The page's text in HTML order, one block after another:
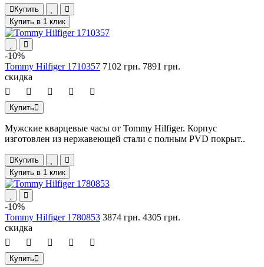
Купить
Купить в 1 клик
-10%
Tommy Hilfiger 1710357 7102 грн. 7891 грн.
скидка
Купить
Мужские кварцевые часы от Tommy Hilfiger. Корпус
изготовлен из нержавеющей стали с полным PVD покрыт..
Купить
Купить в 1 клик
-10%
Tommy Hilfiger 1780853 3874 грн. 4305 грн.
скидка
Купить